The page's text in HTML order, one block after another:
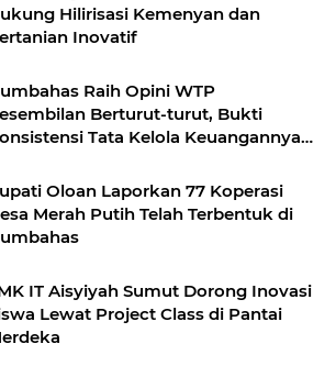
Hilirisasi Kemenyan dan
Inovatif
Raih Opini WTP
Berturut-turut, Bukti
Tata Kelola Keuangannya
Oloan Laporkan 77 Koperasi
Merah Putih Telah Terbentuk di
IT Aisyiyah Sumut Dorong Inovasi
Lewat Project Class di Pantai